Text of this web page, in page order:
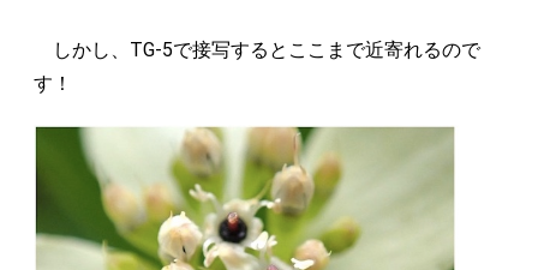
しかし、TG-5で接写するとここまで近寄れるので
す！